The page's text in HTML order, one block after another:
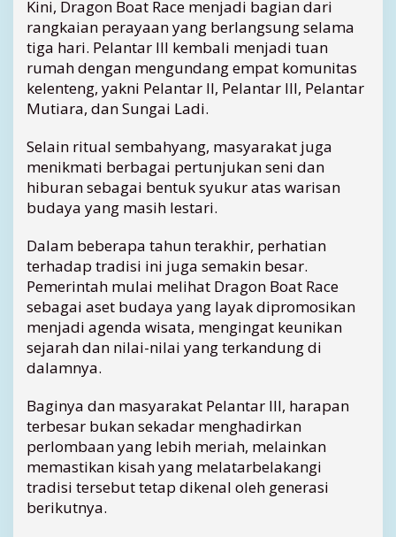
Kini, Dragon Boat Race menjadi bagian dari
rangkaian perayaan yang berlangsung selama
tiga hari. Pelantar III kembali menjadi tuan
rumah dengan mengundang empat komunitas
kelenteng, yakni Pelantar II, Pelantar III, Pelantar
Mutiara, dan Sungai Ladi.
Selain ritual sembahyang, masyarakat juga
menikmati berbagai pertunjukan seni dan
hiburan sebagai bentuk syukur atas warisan
budaya yang masih lestari.
Dalam beberapa tahun terakhir, perhatian
terhadap tradisi ini juga semakin besar.
Pemerintah mulai melihat Dragon Boat Race
sebagai aset budaya yang layak dipromosikan
menjadi agenda wisata, mengingat keunikan
sejarah dan nilai-nilai yang terkandung di
dalamnya.
Baginya dan masyarakat Pelantar III, harapan
terbesar bukan sekadar menghadirkan
perlombaan yang lebih meriah, melainkan
memastikan kisah yang melatarbelakangi
tradisi tersebut tetap dikenal oleh generasi
berikutnya.